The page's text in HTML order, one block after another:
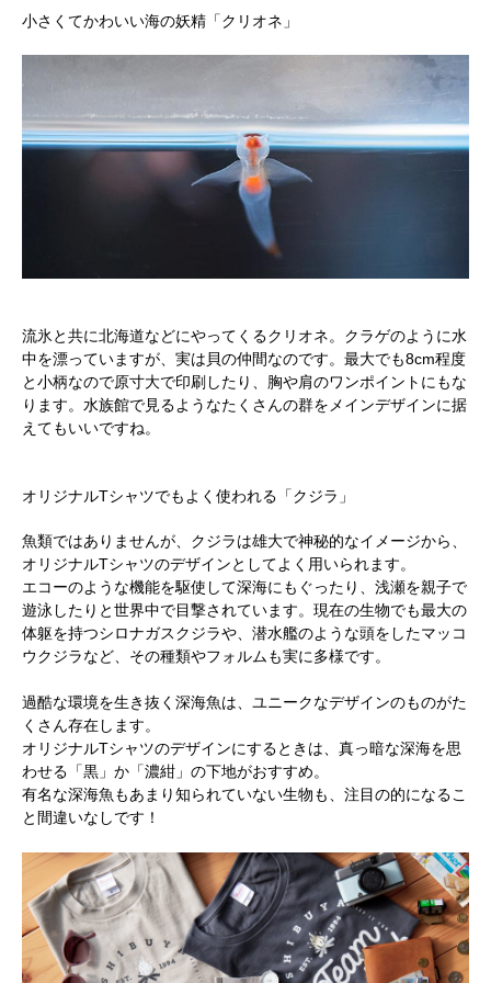
小さくてかわいい海の妖精「クリオネ」
流氷と共に北海道などにやってくるクリオネ。クラゲのように水
中を漂っていますが、実は貝の仲間なのです。最大でも8cm程度
と小柄なので原寸大で印刷したり、胸や肩のワンポイントにもな
ります。水族館で見るようなたくさんの群をメインデザインに据
えてもいいですね。
オリジナルTシャツでもよく使われる「クジラ」
魚類ではありませんが、クジラは雄大で神秘的なイメージから、
オリジナルTシャツのデザインとしてよく用いられます。
エコーのような機能を駆使して深海にもぐったり、浅瀬を親子で
遊泳したりと世界中で目撃されています。現在の生物でも最大の
体躯を持つシロナガスクジラや、潜水艦のような頭をしたマッコ
ウクジラなど、その種類やフォルムも実に多様です。
過酷な環境を生き抜く深海魚は、ユニークなデザインのものがた
くさん存在します。
オリジナルTシャツのデザインにするときは、真っ暗な深海を思
わせる「黒」か「濃紺」の下地がおすすめ。
有名な深海魚もあまり知られていない生物も、注目の的になるこ
と間違いなしです！